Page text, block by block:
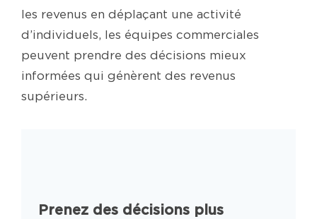
les revenus en déplaçant une activité
d’individuels, les équipes commerciales
peuvent prendre des décisions mieux
informées qui génèrent des revenus
supérieurs.
Prenez des décisions plus